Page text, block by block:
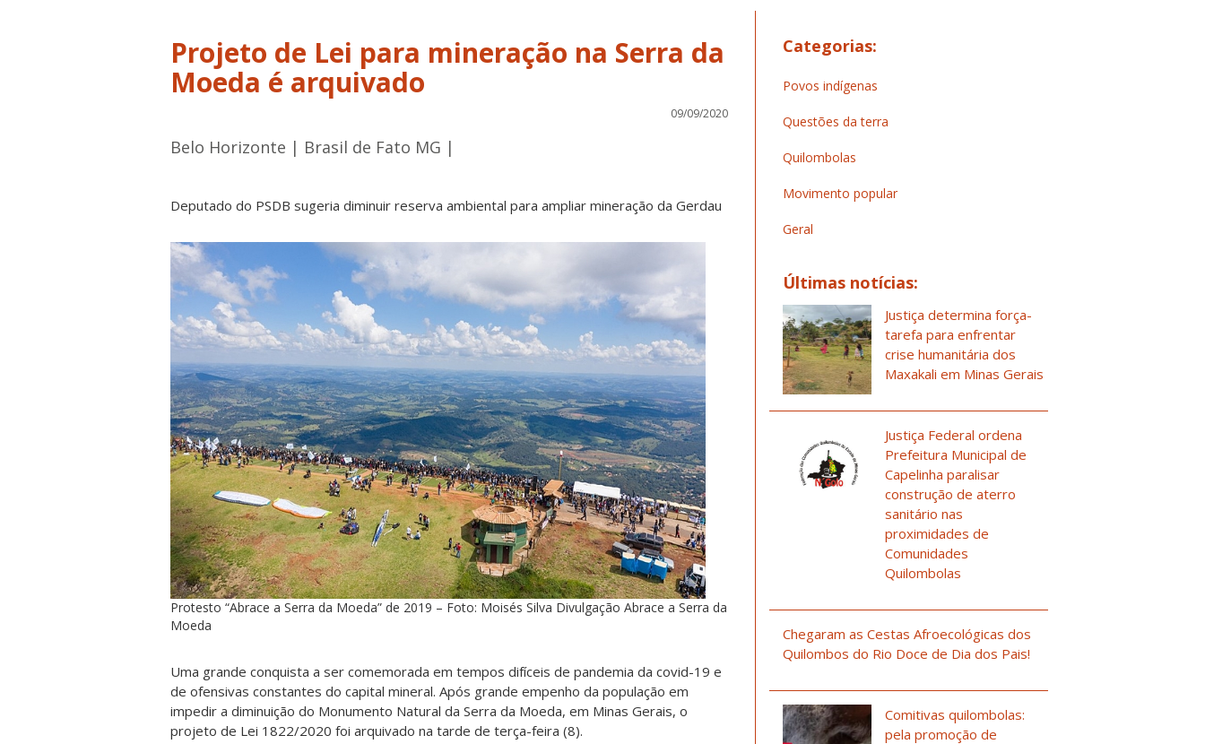
Projeto de Lei para mineração na Serra da
Moeda é arquivado
09/09/2020
Belo Horizonte | Brasil de Fato MG |
Deputado do PSDB sugeria diminuir reserva ambiental para ampliar mineração da Gerdau
Protesto “Abrace a Serra da Moeda” de 2019 – Foto: Moisés Silva Divulgação Abrace a Serra da
Moeda
Uma grande conquista a ser comemorada em tempos difíceis de pandemia da covid-19 e
de ofensivas constantes do capital mineral. Após grande empenho da população em
impedir a diminuição do Monumento Natural da Serra da Moeda, em Minas Gerais, o
projeto de Lei 1822/2020 foi arquivado na tarde de terça-feira (8).
Categorias:
Povos indígenas
Questões da terra
Quilombolas
Movimento popular
Geral
Últimas notícias:
Justiça determina força-
tarefa para enfrentar
crise humanitária dos
Maxakali em Minas Gerais
Justiça Federal ordena
Prefeitura Municipal de
Capelinha paralisar
construção de aterro
sanitário nas
proximidades de
Comunidades
Quilombolas
Chegaram as Cestas Afroecológicas dos
Quilombos do Rio Doce de Dia dos Pais!
Comitivas quilombolas:
pela promoção de